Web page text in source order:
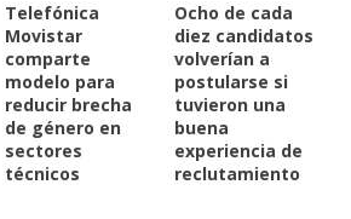
Telefónica
Movistar
comparte
modelo para
reducir brecha
de género en
sectores
técnicos
Ocho de cada
diez candidatos
volverían a
postularse si
tuvieron una
buena
experiencia de
reclutamiento